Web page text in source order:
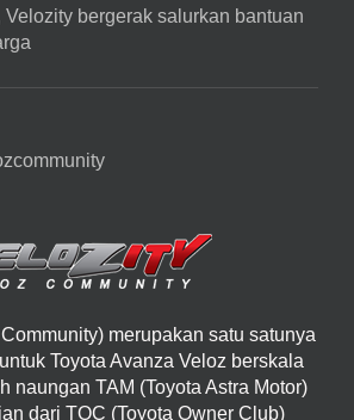
Velozity bergerak salurkan bantuan
merupakan satu satunya
Toyota Avanza Veloz berskala
naungan TAM (Toyota Astra Motor)
dari TOC (Toyota Owner Club)